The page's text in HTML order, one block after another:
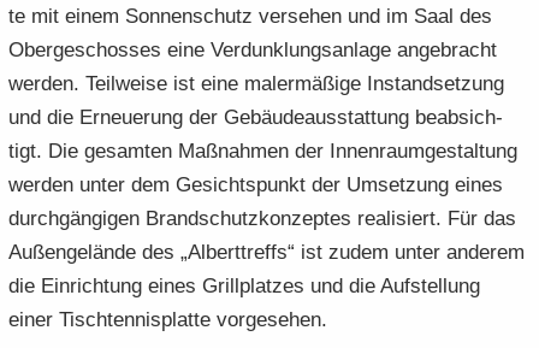
te mit einem Son­nen­schutz ver­se­hen und im Saal des
Ober­ge­schos­ses eine Ver­dunk­lungs­an­la­ge an­ge­bracht
wer­den. Teil­wei­se ist eine maler­mä­ßi­ge In­stand­set­zung
und die Er­neue­rung der Ge­bäu­de­aus­stat­tung be­ab­sich­
tigt. Die ge­sam­ten Maß­nah­men der In­nen­raum­ge­stal­tung
wer­den unter dem Ge­sichts­punkt der Um­set­zung eines
durch­gän­gi­gen Brand­schutz­kon­zep­tes rea­li­siert. Für das
Au­ßen­ge­län­de des „Al­bert­treffs“ ist zudem unter an­de­rem
die Ein­rich­tung eines Grill­plat­zes und die Auf­stel­lung
einer Tisch­ten­nis­plat­te vor­ge­se­hen.